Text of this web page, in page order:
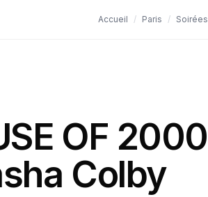
Accueil / Paris / Soirées
OF
Colby